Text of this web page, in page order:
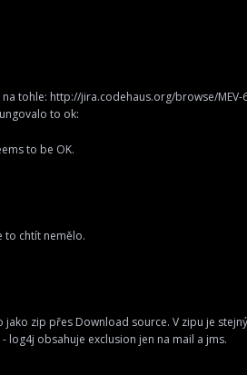
tohle: http://jira.codehaus.org/browse/
to ok:
to be OK.
to chtít nemělo.
jako zip přes Download source. V zipu je
- log4j obsahuje exclusion jen na mail a jms.